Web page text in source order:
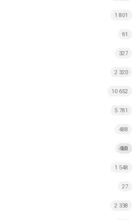
1 801
61
327
2 320
10 652
5 781
488
MI
422
1 548
27
2 338